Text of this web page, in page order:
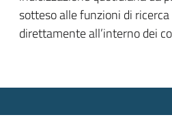
sotteso alle funzioni di
direttamente all’interno dei